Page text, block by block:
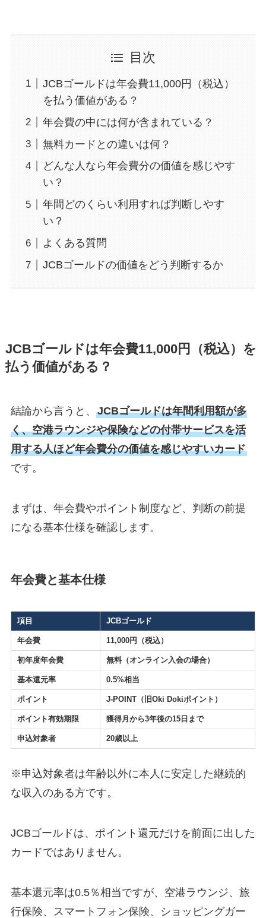
目次
JCBゴールドは年会費11,000円（税込）
を払う価値がある？
年会費の中には何が含まれている？
無料カードとの違いは何？
どんな人なら年会費分の価値を感じやす
い？
年間どのくらい利用すれば判断しやす
い？
よくある質問
JCBゴールドの価値をどう判断するか
JCBゴールドは年会費11,000円（税込）を
払う価値がある？
結論から言うと、 JCBゴールドは年間利用額が多
く、空港ラウンジや保険などの付帯サービスを活
用する人ほど年会費分の価値を感じやすいカード
です。
まずは、年会費やポイント制度など、判断の前提
になる基本仕様を確認します。
年会費と基本仕様
項目 JCBゴールド
年会費 11,000円（税込）
初年度年会費 無料（オンライン入会の場合）
基本還元率 0.5%相当
ポイント J-POINT（旧Oki Dokiポイント）
ポイント有効期限 獲得月から3年後の15日まで
申込対象者 20歳以上
※申込対象者は年齢以外に本人に安定した継続的
な収入のある方です。
JCBゴールドは、ポイント還元だけを前面に出した
カードではありません。
基本還元率は0.5％相当ですが、空港ラウンジ、旅
行保険、スマートフォン保険、ショッピングガー